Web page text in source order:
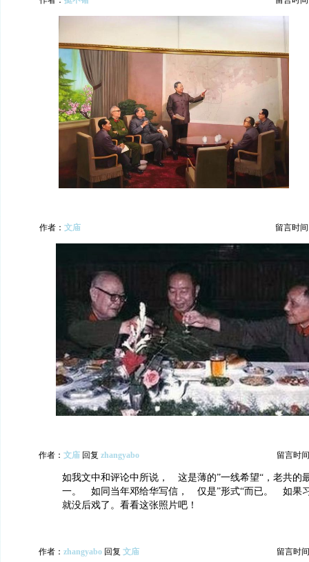
作者： 文庙 留言时间
作者： 文庙 回复 zhangyabo 留言时
如我文中和评论中所说， 这是薄的”一线希望“，老共的
一。 如同当年邓给华写信， 仅是”形式“而已。 如果
就没后戏了。看看这张照片吧！
作者： zhangyabo 回复 文庙 留言时